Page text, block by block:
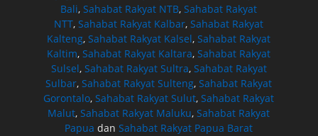
Bali,Sahabat Rakyat NTB,Sahabat Rakyat
NTT,Sahabat Rakyat Kalbar,Sahabat Rakyat
Kalteng,Sahabat Rakyat Kalsel,Sahabat Rakyat
Kaltim,Sahabat Rakyat Kaltara,Sahabat Rakyat
Sulsel, Sahabat Rakyat Sultra, Sahabat Rakyat
Sulbar,Sahabat Rakyat Sulteng,Sahabat Rakyat
Gorontalo,Sahabat Rakyat Sulut,Sahabat Rakyat
Malut,Sahabat Rakyat Maluku,Sahabat Rakyat
Papua danSahabat Rakyat Papua Barat